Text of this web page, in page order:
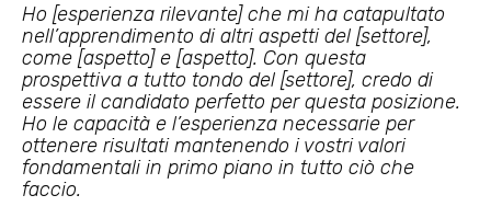
Ho [esperienza rilevante] che mi ha catapultato
nell’apprendimento di altri aspetti del [settore],
come [aspetto] e [aspetto]. Con questa
prospettiva a tutto tondo del [settore], credo di
essere il candidato perfetto per questa posizione.
Ho le capacità e l’esperienza necessarie per
ottenere risultati mantenendo i vostri valori
fondamentali in primo piano in tutto ciò che
faccio.